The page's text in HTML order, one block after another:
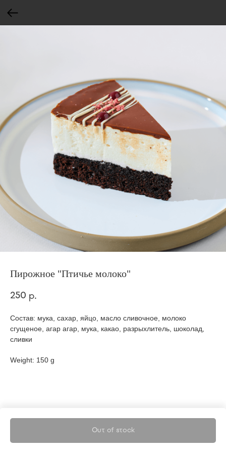
Пирожное "Птичье молоко"
250 р.
Out of stock
Состав: мука, сахар, яйцо, масло сливочное, молоко
сгущеное, агар агар, мука, какао, разрыхлитель, шоколад,
сливки
Weight: 150 g